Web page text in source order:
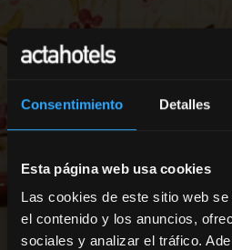
Consentimiento Detalles
Esta página web usa cookies
Las cookies de este sitio web
el contenido y los anuncios,
sociales y analizar el tráfico.